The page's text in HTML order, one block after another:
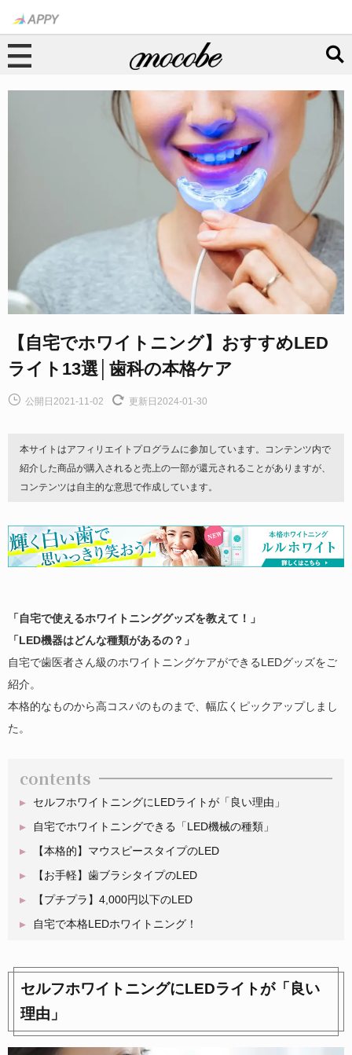
【自宅でホワイトニング】おすすめLED
ライト13選│歯科の本格ケア
公開日2021-11-02 更新日2024-01-30
本サイトはアフィリエイトプログラムに参加しています。コンテンツ内で
紹介した商品が購入されると売上の一部が還元されることがありますが、
コンテンツは自主的な意思で作成しています。
「自宅で使えるホワイトニンググッズを教えて！」
「LED機器はどんな種類があるの？」
自宅で歯医者さん級のホワイトニングケアができるLEDグッズをご
紹介。
本格的なものから高コスパのものまで、幅広くピックアップしまし
た。
contents
セルフホワイトニングにLEDライトが「良い理由」
自宅でホワイトニングできる「LED機械の種類」
【本格的】マウスピースタイプのLED
【お手軽】歯ブラシタイプのLED
【プチプラ】4,000円以下のLED
自宅で本格LEDホワイトニング！
セルフホワイトニングにLEDライトが「良い
理由」